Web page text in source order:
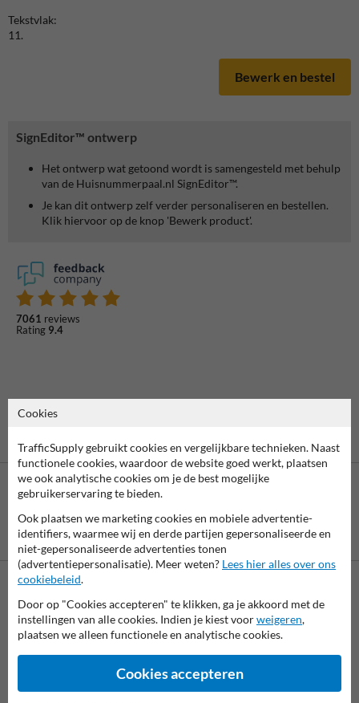
SignEditor™ ontwerp
Het ontwerp wat getoond wordt is samengesteld met behulp
van de Huisnummerpaal.nl SignEditor™.
Je kan dit ontwerp zelf verder personaliseren en bestellen.
Klik hiervoor op de knop 'Bewerk product'.
7061 reviews
Rating 9.4
Tekstvlak:
11.
Bewerk en bestel
Betaling achteraf
Neem contact met ons op
Wij zijn op werkdagen (van 8.00 tot 17.00) te bereiken op 038-
7920070.
Vragen? Stuur een e-mail naarinfo@trafficsupply.nlof vul het
formulier in en we reageren zo spoedig mogelijk.
Cookies
TrafficSupply gebruikt cookies en vergelijkbare technieken. Naast
functionele cookies, waardoor de website goed werkt, plaatsen
we ook analytische cookies om je de best mogelijke
gebruikerservaring te bieden.
Ook plaatsen we marketing cookies en mobiele advertentie-
identifiers, waarmee wij en derde partijen gepersonaliseerde en
niet-gepersonaliseerde advertenties tonen
(advertentiepersonalisatie). Meer weten? Lees hier alles over ons
cookiebeleid.
Door op "Cookies accepteren" te klikken, ga je akkoord met de
instellingen van alle cookies. Indien je kiest voorweigeren,
plaatsen we alleen functionele en analytische cookies.
Cookies accepteren